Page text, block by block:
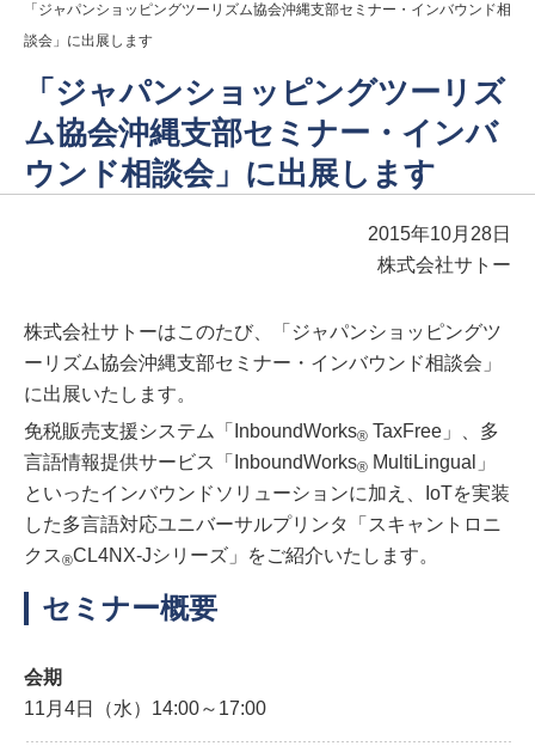
「ジャパンショッピングツーリズム協会沖縄支部セミナー・インバウンド相
談会」に出展します
「ジャパンショッピングツーリズ
ム協会沖縄支部セミナー・インバ
ウンド相談会」に出展します
2015年10月28日
株式会社サトー
株式会社サトーはこのたび、「ジャパンショッピングツ
ーリズム協会沖縄支部セミナー・インバウンド相談会」
に出展いたします。
免税販売支援システム「InboundWorks® TaxFree」、多
言語情報提供サービス「InboundWorks® MultiLingual」
といったインバウンドソリューションに加え、IoTを実装
した多言語対応ユニバーサルプリンタ「スキャントロニ
クス®CL4NX-Jシリーズ」をご紹介いたします。
セミナー概要
会期
11月4日（水）14:00～17:00